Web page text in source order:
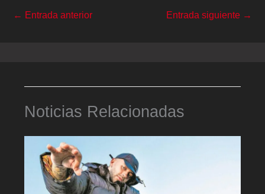
← Entrada anterior Entrada siguiente →
Noticias Relacionadas